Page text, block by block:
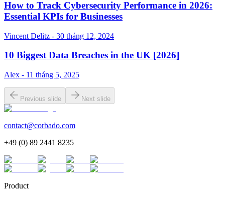
How to Track Cybersecurity Performance in 2026:
Essential KPIs for Businesses
Vincent Delitz - 30 tháng 12, 2024
10 Biggest Data Breaches in the UK [2026]
Alex - 11 tháng 5, 2025
Previous slide Next slide
contact@corbado.com
+49 (0) 89 2441 8235
Product